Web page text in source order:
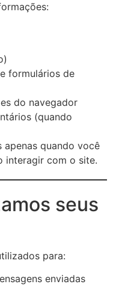
formulários de
do navegador
(quando
apenas quando você
interagir com o site.
seus
para:
enviadas